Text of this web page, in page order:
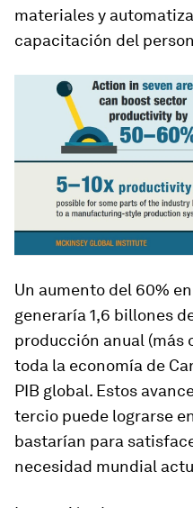
materiales y
capacitación del
Un aumento del 60%
generaría 1,6 billones
producción anual (más
toda la economía de
PIB global. Estos
tercio puede lograrse
bastarían para
necesidad mundial